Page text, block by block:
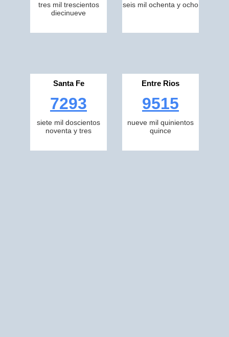
tres mil trescientos
diecinueve
seis mil ochenta y ocho
Santa Fe
7293
siete mil doscientos
noventa y tres
Entre Rios
9515
nueve mil quinientos
quince